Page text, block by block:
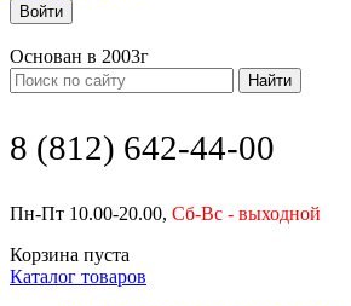
Войти
Основан в 2003г
Найти
8 (812) 642-44-00
Пн-Пт 10.00-20.00, Сб-Вс - выходной
Корзина пуста
Каталог товаров